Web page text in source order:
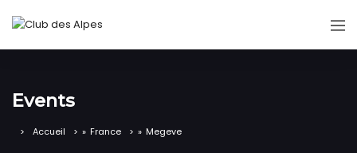
Events
Accueil » France » Megeve